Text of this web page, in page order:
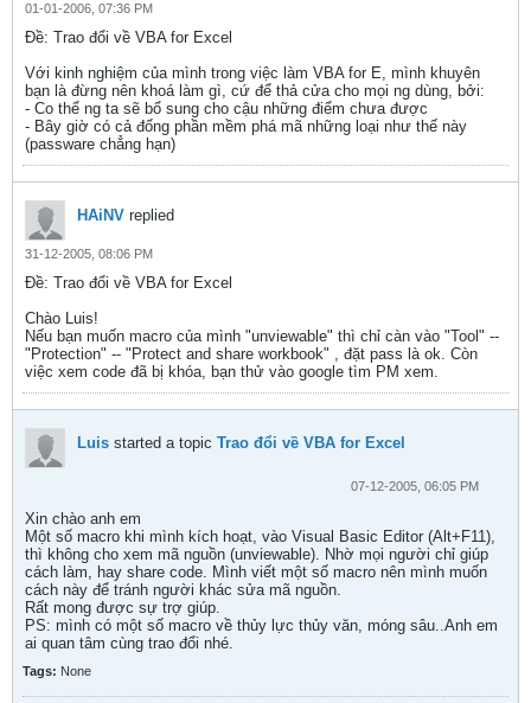
01-01-2006, 07:36 PM
Ðề: Trao đổi về VBA for Excel
Với kinh nghiệm của mình trong việc làm VBA for E, mình khuyên
bạn là đừng nên khoá làm gì, cứ để thả cửa cho mọi ng dùng, bởi:
- Co thể ng ta sẽ bổ sung cho cậu những điểm chưa được
- Bây giờ có cả đống phần mềm phá mã những loại như thế này
(passware chẳng hạn)
HAiNV replied
31-12-2005, 08:06 PM
Ðề: Trao đổi về VBA for Excel
Chào Luis!
Nếu bạn muốn macro của mình "unviewable" thì chỉ càn vào "Tool" --
"Protection" -- "Protect and share workbook" , đặt pass là ok. Còn
việc xem code đã bị khóa, bạn thử vào google tìm PM xem.
Luis started a topic Trao đổi về VBA for Excel
07-12-2005, 06:05 PM
Xin chào anh em
Một số macro khi mình kích hoạt, vào Visual Basic Editor (Alt+F11),
thì không cho xem mã nguồn (unviewable). Nhờ mọi người chỉ giúp
cách làm, hay share code. Mình viết một số macro nên mình muốn
cách này để tránh người khác sửa mã nguồn.
Rất mong được sự trợ giúp.
PS: mình có một số macro về thủy lực thủy văn, móng sâu..Anh em
ai quan tâm cùng trao đổi nhé.
Tags: None